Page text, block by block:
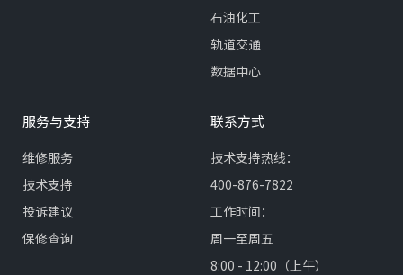
石油化工
轨道交通
数据中心
服务与支持
维修服务
技术支持
投诉建议
保修查询
联系方式
技术支持热线：
400-876-7822
工作时间：
周一至周五
8:00 - 12:00（上午）